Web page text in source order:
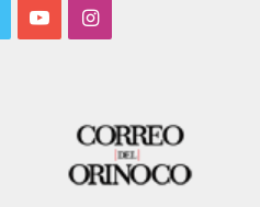
YouTubeInstagram